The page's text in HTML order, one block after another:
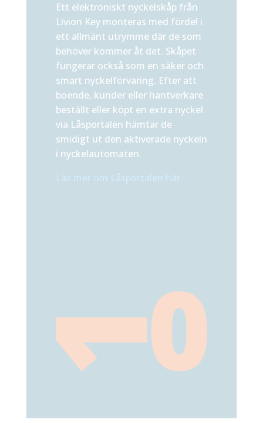
Ett elektroniskt nyckelskåp från
Livion Key monteras med fördel i
ett allmänt utrymme där de som
behöver kommer åt det. Skåpet
fungerar också som en säker och
smart nyckelförvaring. Efter att
boende, kunder eller hantverkare
beställt eller köpt en extra nyckel
via Låsportalen hämtar de
smidigt ut den aktiverade nyckeln
i nyckelautomaten.
Läs mer om Låsportalen här